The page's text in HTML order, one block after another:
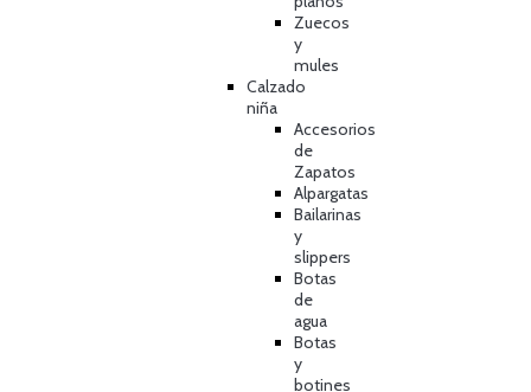
Zuecos
y
mules
Calzado
niña
Accesorios
de
Zapatos
Alpargatas
Bailarinas
y
slippers
Botas
de
agua
Botas
y
botines